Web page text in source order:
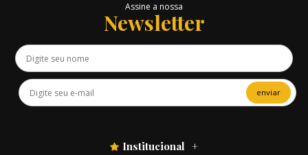
Assine a nossa
Newsletter
enviar
Institucional